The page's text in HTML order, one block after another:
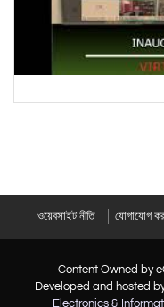
ওয়েবসাইট নীতি যোগাযোগ
Content Owned by
Developed and hosted
Electronics &